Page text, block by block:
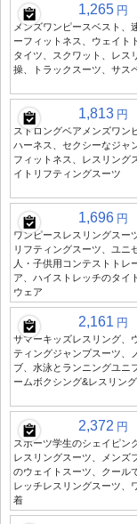
1,265 円
メンズワンピースベスト、
ーフィットネス、ウェイト
タイツ、スクワット、レス
操、トラックスーツ、サス
1,813 円
ストロングベアメンズワン
ハーネス、セクシーなジャ
フィットネス、レスリング
イトリフティングスーツ
1,696 円
ワンピースレスリングスー
リフティングスーツ、ユニ
人・子供用コンテストトレ
ア、ハイストレッチのタイ
ウェア
2,161 円
サマーキッズレスリング、
ティングジャンプスーツ、
ブ、水泳とランニングユニ
ームボクシング&レスリン
2,372 円
スポーツ学生のシェイピン
レスリングスーツ、メンズ
のウェイトスーツ、クール
レッチレスリングスーツ、
着